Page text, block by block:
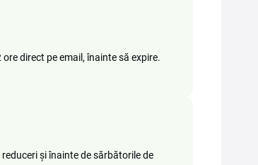
direct pe email, înainte să expire.
și înainte de sărbătorile de